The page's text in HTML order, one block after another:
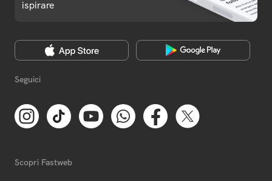
ispirare
Seguici
Scopri Fastweb